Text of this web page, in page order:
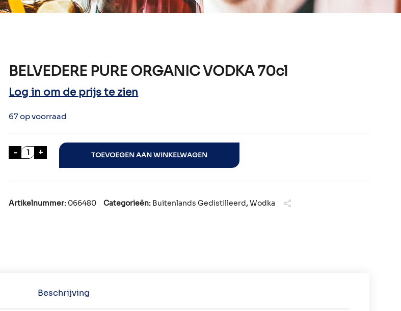
BELVEDERE PURE ORGANIC VODKA 70cl
Log in om de prijs te zien
67 op voorraad
- BELVEDERE PURE ORGANIC VODKA 70cl aantal
+ TOEVOEGEN AAN WINKELWAGEN
Artikelnummer: 066480 Categorieën: Buitenlands Gedistilleerd,Wodka
Beschrijving